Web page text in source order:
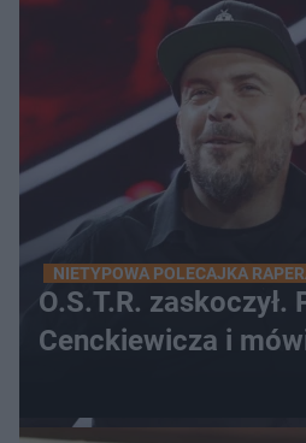
NIETYPOWA POLECAJKA
O.S.T.R. zaskoczył.
Cenckiewicza i